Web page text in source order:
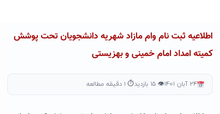
اطلاعیه ثبت نام وام مازاد شهریه دانشجویان تحت پوشش
کمیته امداد امام خمینی و بهزیستی
۲۴ آبان ۱۴۰۱ 👁 ۱۵ بازدید ⏱ ۱ دقیقه مطالعه